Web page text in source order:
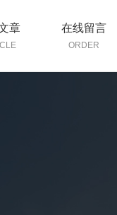
章 在线留言
ORDER